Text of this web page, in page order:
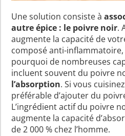
Une solution consiste à
autre épice : le poivre noir.
augmente la capacité de
composé anti-inflammatoire,
pourquoi de nombreuses
incluent souvent du poivre
l’absorption. Si vous
préférable d’ajouter du
L’ingrédient actif du poivre
augmente la capacité
de 2 000 % chez l’homme.